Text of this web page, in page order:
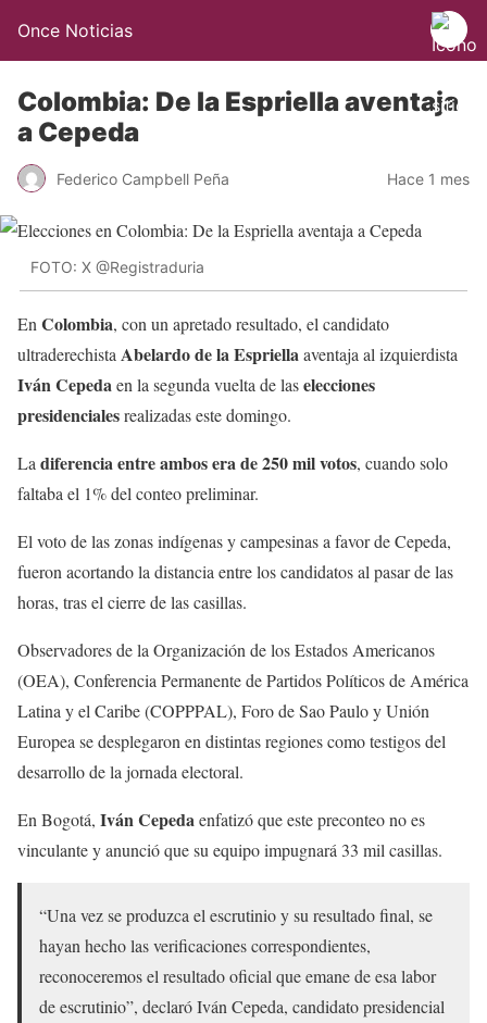
Once Noticias
Colombia: De la Espriella aventaja
a Cepeda
Federico Campbell Peña Hace 1 mes
FOTO: X @Registraduria
En Colombia, con un apretado resultado, el candidato
ultraderechista Abelardo de la Espriellaaventaja al izquierdista
Iván Cepedaen la segunda vuelta de laselecciones
presidencialesrealizadas este domingo.
La diferencia entre ambos era de 250 mil votos, cuando solo
faltaba el 1% del conteo preliminar.
El voto de las zonas indígenas y campesinas a favor de Cepeda,
fueron acortando la distancia entre los candidatos al pasar de las
horas, tras el cierre de las casillas.
Observadores de la Organización de los Estados Americanos
(OEA), Conferencia Permanente de Partidos Políticos de América
Latina y el Caribe (COPPPAL), Foro de Sao Paulo y Unión
Europea se desplegaron en distintas regiones como testigos del
desarrollo de la jornada electoral.
En Bogotá, Iván Cepedaenfatizó que este preconteo no es
vinculante y anunció que su equipo impugnará 33 mil casillas.
“Una vez se produzca el escrutinio y su resultado final, se
hayan hecho las verificaciones correspondientes,
reconoceremos el resultado oficial que emane de esa labor
de escrutinio”, declaró Iván Cepeda, candidato presidencial